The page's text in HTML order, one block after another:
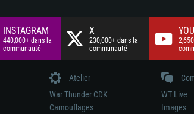
INSTAGRAM
440,000+ dans la
communauté
X
230,000+ dans la
communauté
Atelier
War Thunder CDK
Camouflages
WT Live
Images